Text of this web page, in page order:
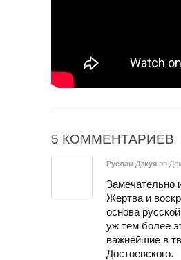
5 КОММЕНТАРИЕВ
Руслан Дзкуя on
Замечательно
Жертва и
основа
уж тем более
важнейшие в
Достоевского.